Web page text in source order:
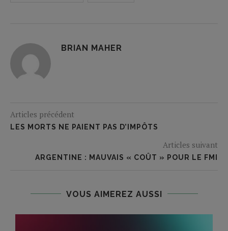
BRIAN MAHER
Articles précédent
LES MORTS NE PAIENT PAS D’IMPÔTS
Articles suivant
ARGENTINE : MAUVAIS « COÛT » POUR LE FMI
VOUS AIMEREZ AUSSI